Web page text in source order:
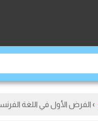
› الفرض الأول في اللغة